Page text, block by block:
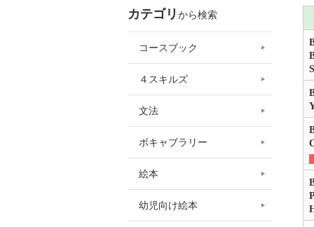
カテゴリ から検索
コースブック
４スキルズ
文法
ボキャブラリー
絵本
幼児向け絵本